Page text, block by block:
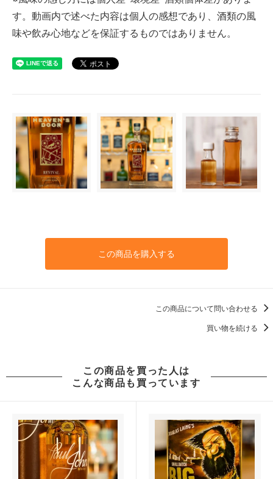
す。動画内で述べた内容は個人の感想であり、酒類の風
味や飲み心地などを保証するものではありません。
この商品を購入する
この商品について問い合わせる
買い物を続ける
この商品を買った人は
こんな商品も買っています